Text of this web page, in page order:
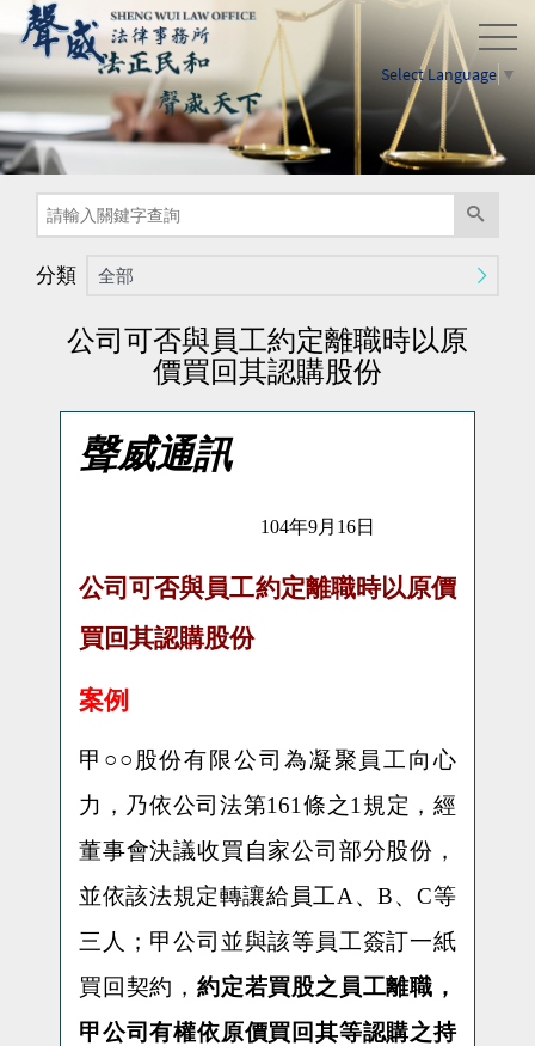
Select Language ▼
分類 全部
公司可否與員工約定離職時以原
價買回其認購股份
聲威通訊
104年9月 16日
公司可否與員工約定離職時以原價
買回其認購股份
案例
甲○○股份有限公司為凝聚員工向心
力，乃依公司法第161 條之1 規定，經
董事會決議收買自家公司部分股份，
並依該法規定轉讓給員工A 、B、C等
三人；甲公司並與該等員工簽訂一紙
買回契約， 約定若買股之員工離職，
甲公司有權依原價買回其等認購之持